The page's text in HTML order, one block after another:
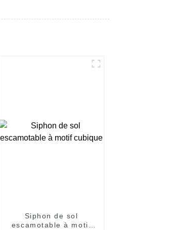
Siphon de sol
escamotable à motif